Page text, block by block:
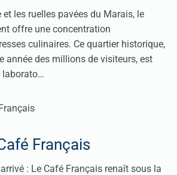
et les ruelles pavées du Marais, le
offre une concentration
culinaires. Ce quartier historique,
année des millions de visiteurs, est
laborato…
Français
: Le Café Français renaît sous la